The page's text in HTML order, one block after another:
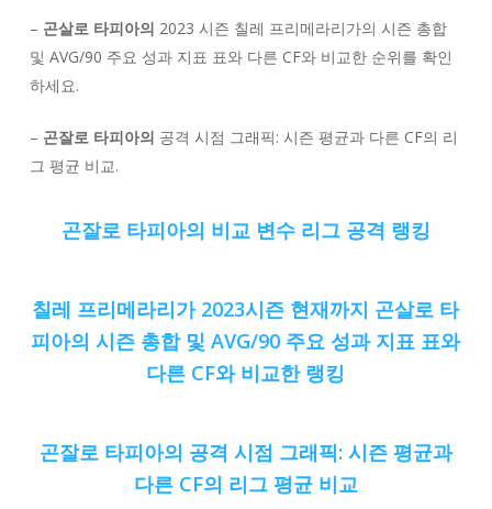
– 곤살로 타피아의 2023 시즌 칠레 프리메라리가의 시즌 총합
및 AVG/90 주요 성과 지표 표와 다른 CF와 비교한 순위를 확인
하세요.
– 곤잘로 타피아의 공격 시점 그래픽: 시즌 평균과 다른 CF의 리
그 평균 비교.
곤잘로 타피아의 비교 변수 리그 공격 랭킹
칠레 프리메라리가 2023시즌 현재까지 곤살로 타
피아의 시즌 총합 및 AVG/90 주요 성과 지표 표와
다른 CF와 비교한 랭킹
곤잘로 타피아의 공격 시점 그래픽: 시즌 평균과
다른 CF의 리그 평균 비교